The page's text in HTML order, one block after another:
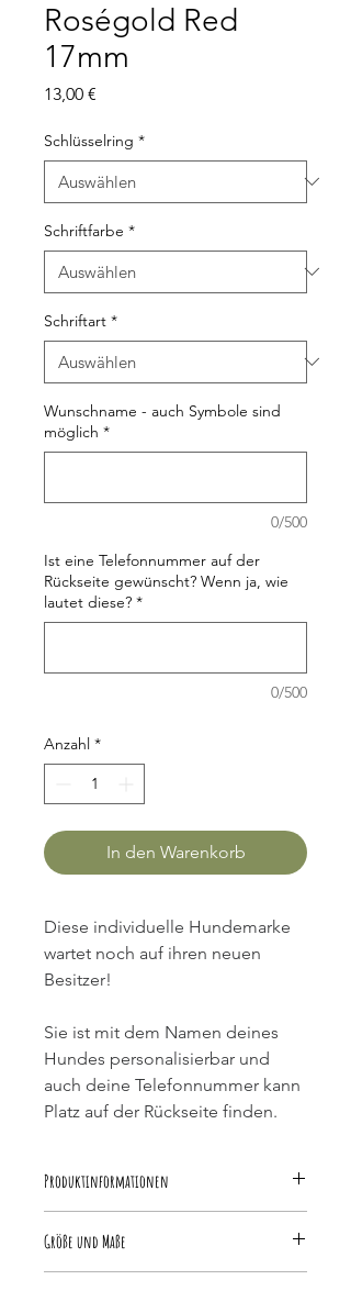
Roségold Red
17mm
13,00 €
Schlüsselring *
Schriftfarbe *
Schriftart *
Wunschname - auch Symbole sind
möglich *
0/500
Ist eine Telefonnummer auf der
Rückseite gewünscht? Wenn ja, wie
lautet diese? *
0/500
Anzahl *
In den Warenkorb
Diese individuelle Hundemarke
wartet noch auf ihren neuen
Besitzer!
Sie ist mit dem Namen deines
Hundes personalisierbar und
auch deine Telefonnummer kann
Platz auf der Rückseite finden.
Produktinformationen
Epoxidharz und verträgt sich somit
mit Wasser. Möchtest du die Marke
Größe und Maße